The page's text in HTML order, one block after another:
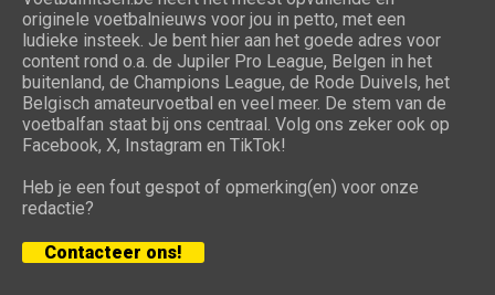
originele voetbalnieuws voor jou in petto, met een
ludieke insteek. Je bent hier aan het goede adres voor
content rond o.a. de Jupiler Pro League, Belgen in het
buitenland, de Champions League, de Rode Duivels, het
Belgisch amateurvoetbal en veel meer. De stem van de
voetbalfan staat bij ons centraal. Volg ons zeker ook op
Facebook, X, Instagram en TikTok!
Heb je een fout gespot of opmerking(en) voor onze
redactie?
Contacteer ons!